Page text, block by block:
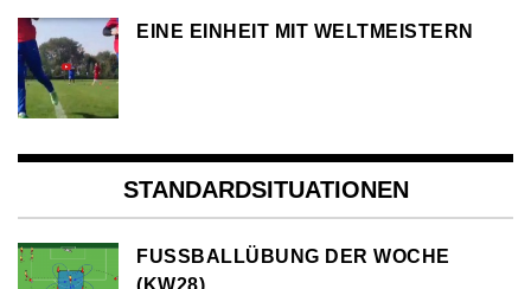
EINE EINHEIT MIT WELTMEISTERN
STANDARDSITUATIONEN
FUSSBALLÜBUNG DER WOCHE (
KW28)